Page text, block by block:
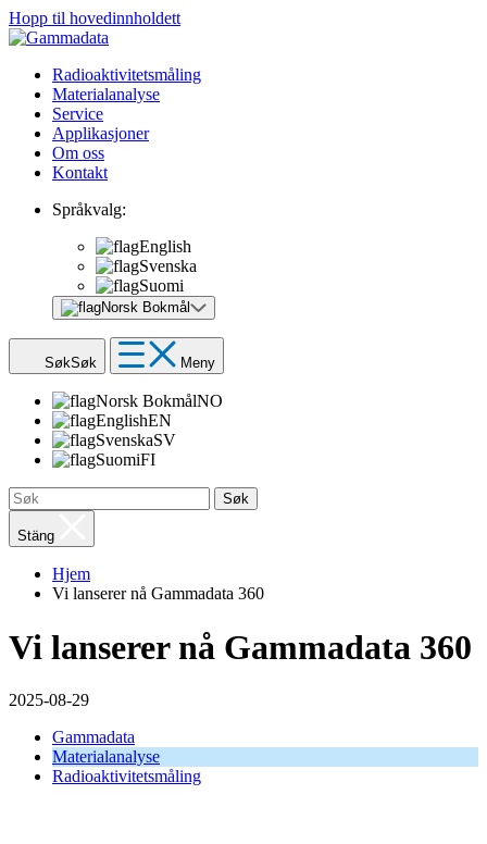
Hopp til hovedinnholdett
Radioaktivitetsmåling
Materialanalyse
Service
Applikasjoner
Om oss
Kontakt
Språkvalg:
English
Svenska
Suomi
Norsk Bokmål
SøkSøk Meny
Norsk BokmålNO
EnglishEN
SvenskaSV
SuomiFI
Søk
Stäng
Hjem
Vi lanserer nå Gammadata 360
Vi lanserer nå Gammadata 360
2025-08-29
Gammadata
Materialanalyse
Radioaktivitetsmåling